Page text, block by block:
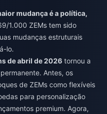
mudança é a política,
1.000 ZEMs tem sido
mudanças estruturais
lo.
de abril de 2026 tornou a
Antes, os
de ZEMs como flexíveis
para personalização
premium. Agora,